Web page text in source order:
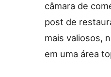
câmara de
post de
mais valiosos,
em uma área